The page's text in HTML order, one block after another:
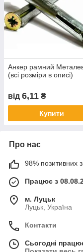
Анкер рамний
(всі розміри в описі)
від 6,11 ₴
Купити
Про нас
98% позитивних з
Працює з
м. Луцьк
Луцьк, Україна
Контакти
Сьогодні